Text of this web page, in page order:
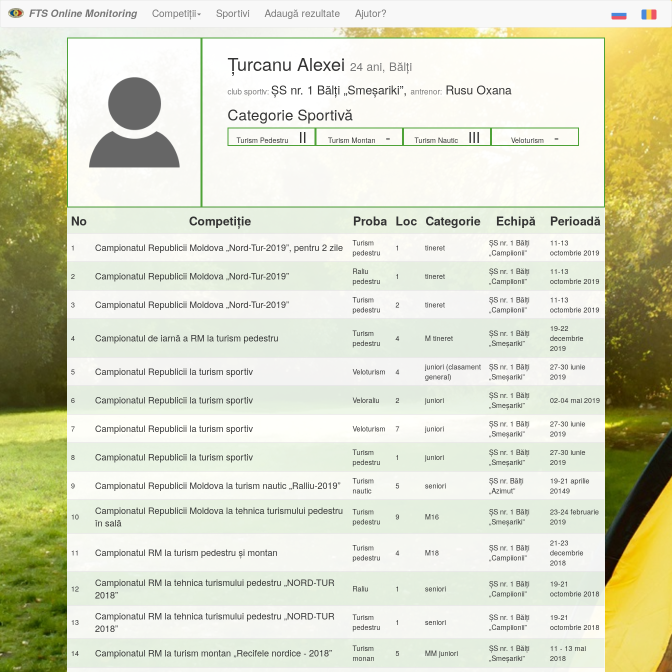
FTS Online Monitoring Competiții Sportivi Adaugă rezultate Ajutor?
Țurcanu Alexei 24 ani, Bălți
club sportiv: ȘS nr. 1 Bălți „Smeșariki”,antrenor: Rusu Oxana
Categorie Sportivă
Turism Pedestru II Turism Montan - Turism Nautic III Veloturism -
No Competiție Proba Loc Categorie Echipă Perioadă
1 Campionatul Republicii Moldova „Nord-Tur-2019”, pentru 2 zile
Turism
pedestru
1 tineret
ȘS nr. 1 Bălți
„Campiionii”
11-13
octombrie 2019
2 Campionatul Republicii Moldova „Nord-Tur-2019”
Raliu
pedestru
1 tineret
ȘS nr. 1 Bălți
„Campiionii”
11-13
octombrie 2019
3 Campionatul Republicii Moldova „Nord-Tur-2019”
Turism
pedestru
2 tineret
ȘS nr. 1 Bălți
„Campiionii”
11-13
octombrie 2019
4 Campionatul de iarnă a RM la turism pedestru
Turism
pedestru
4 M tineret
ȘS nr. 1 Bălți
„Smeșariki”
19-22
decembrie
2019
5 Campionatul Republicii la turism sportiv Veloturism 4
juniori (clasament
general)
ȘS nr. 1 Bălți
„Smeșariki”
27-30 iunie
2019
6 Campionatul Republicii la turism sportiv Veloraliu 2 juniori
ȘS nr. 1 Bălți
„Smeșariki”
02-04 mai 2019
7 Campionatul Republicii la turism sportiv Veloturism 7 juniori
ȘS nr. 1 Bălți
„Smeșariki”
27-30 iunie
2019
8 Campionatul Republicii la turism sportiv
Turism
pedestru
1 juniori
ȘS nr. 1 Bălți
„Smeșariki”
27-30 iunie
2019
9 Campionatul Republicii Moldova la turism nautic „Ralliu-2019”
Turism
nautic
5 seniori
ȘS nr. Bălți
„Azimut”
19-21 aprilie
20149
10
Campionatul Republicii Moldova la tehnica turismului pedestru
în sală
Turism
pedestru
9 M16
ȘS nr. 1 Bălți
„Smeșariki”
23-24 februarie
2019
11 Campionatul RM la turism pedestru și montan
Turism
pedestru
4 M18
ȘS nr. 1 Bălți
„Campiionii”
21-23
decembrie
2018
12
Campionatul RM la tehnica turismului pedestru „NORD-TUR
2018”
Raliu 1 seniori
ȘS nr. 1 Bălți
„Campiionii”
19-21
octombrie 2018
13
Campionatul RM la tehnica turismului pedestru „NORD-TUR
2018”
Turism
pedestru
1 seniori
ȘS nr. 1 Bălți
„Campiionii”
19-21
octombrie 2018
14 Campionatul RM la turism montan „Recifele nordice - 2018”
Turism
monan
5 MM juniori
ȘS nr. 1 Bălți
„Smeșariki”
11 - 13 mai
2018